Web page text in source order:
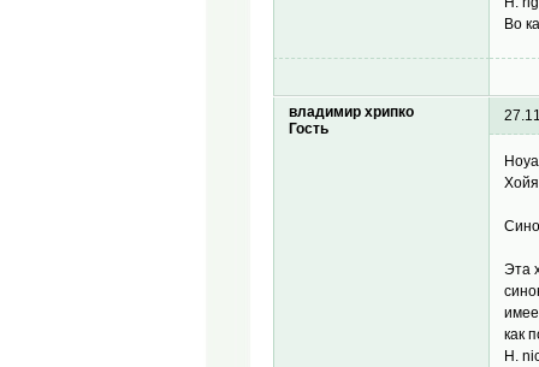
Во
владимир хрипко
Гость
Эта
как
H.